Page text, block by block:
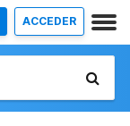
ACCEDER